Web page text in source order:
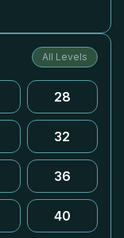
All Levels
28
32
36
40